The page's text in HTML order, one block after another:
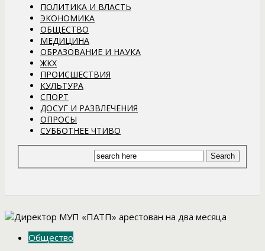
ПОЛИТИКА И ВЛАСТЬ
ЭКОНОМИКА
ОБЩЕСТВО
МЕДИЦИНА
ОБРАЗОВАНИЕ И НАУКА
ЖКХ
ПРОИСШЕСТВИЯ
КУЛЬТУРА
СПОРТ
ДОСУГ И РАЗВЛЕЧЕНИЯ
ОПРОСЫ
СУББОТНЕЕ ЧТИВО
Общество